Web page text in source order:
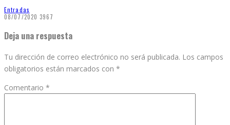
Entradas
08/07/2020 3967
Deja una respuesta
Tu dirección de correo electrónico no será publicada. Los campos
obligatorios están marcados con *
Comentario *